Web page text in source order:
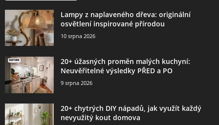
Lampy z naplaveného dřeva: originální
osvětlení inspirované přírodou
10 srpna 2026
20+ úžasných proměn malých kuchyní:
Neuvěřitelné výsledky PŘED a PO
9 srpna 2026
20+ chytrých DIY nápadů, jak využít každý
nevyužitý kout domova